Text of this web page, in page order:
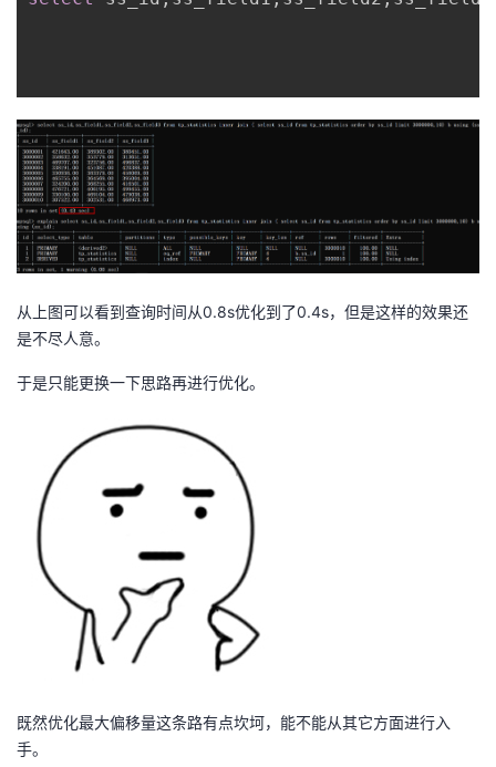
从上图可以看到查询时间从0.8s优化到了0.4s，但是这样的效果还
是不尽人意。
于是只能更换一下思路再进行优化。
既然优化最大偏移量这条路有点坎坷，能不能从其它方面进行入
手。